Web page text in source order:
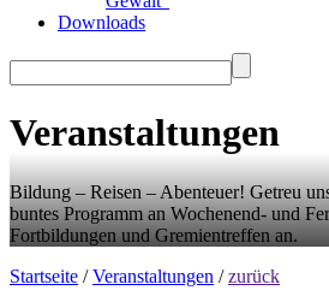
Downloads
Veranstaltungen
Bildung – Reisen – Abenteuer! Getreu
buntes Programm an Wochenend- und
Fortbildungen und Gremientreffen an.
Startseite /Veranstaltungen /zurück